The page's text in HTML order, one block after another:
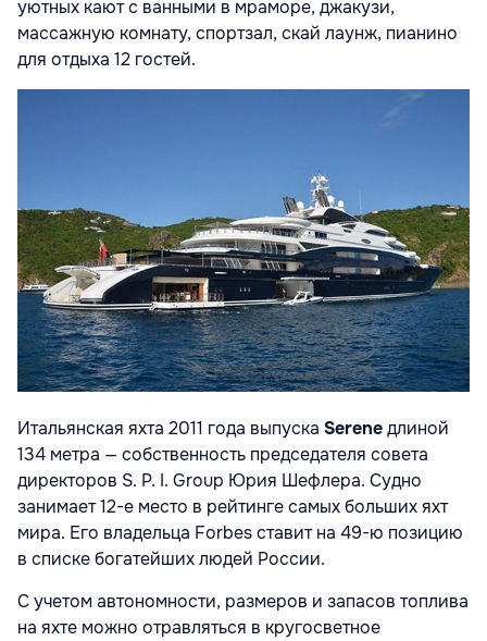
уютных кают с ванными в мраморе, джакузи,
массажную комнату, спортзал, скай лаунж, пианино
для отдыха 12 гостей.
Итальянская яхта 2011 года выпуска Sereneдлиной
134 метра — собственность председателя совета
директоров S. P. I. Group Юрия Шефлера. Судно
занимает 12-е место в рейтинге самых больших яхт
мира. Его владельца Forbes ставит на 49-ю позицию
в списке богатейших людей России.
С учетом автономности, размеров и запасов топлива
на яхте можно отравляться в кругосветное